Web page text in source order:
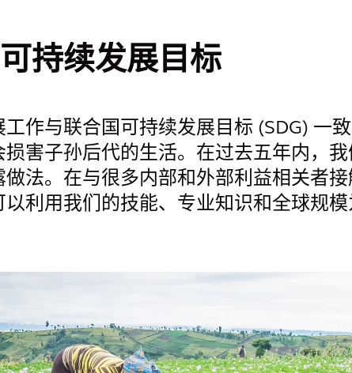
持续发展目标
作与联合国可持续发展目标 (SDG) 一
害子孙后代的生活。在过去五年内，
做法。在与很多内部和外部利益相关者
以利用我们的技能、专业知识和全球规